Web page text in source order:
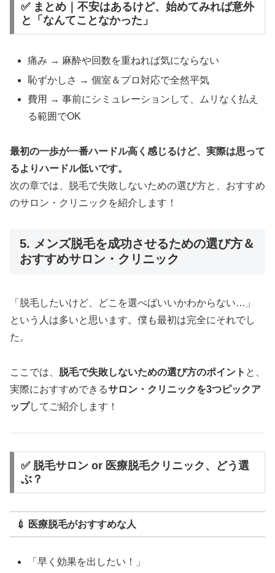
✅ まとめ｜不安はあるけど、始めてみれば意外
と「なんてことなかった」
痛み → 麻酔や回数を重ねれば気にならない
恥ずかしさ → 個室＆プロ対応で全然平気
費用 → 事前にシミュレーションして、ムリなく払え
る範囲でOK
最初の一歩が一番ハードル高く感じるけど、実際は思って
るよりハードル低いです。
次の章では、脱毛で失敗しないための選び方と、おすすめ
のサロン・クリニックを紹介します！
5. メンズ脱毛を成功させるための選び方＆
おすすめサロン・クリニック
「脱毛したいけど、どこを選べばいいかわからない…」
という人は多いと思います。僕も最初は完全にそれでし
た。
ここでは、 脱毛で失敗しないための選び方のポイント と、
実際におすすめできるサロン・クリニックを3つピックア
ップしてご紹介します！
✅ 脱毛サロン or 医療脱毛クリニック、どう選
ぶ？
💉 医療脱毛がおすすめな人
「早く効果を出したい！」